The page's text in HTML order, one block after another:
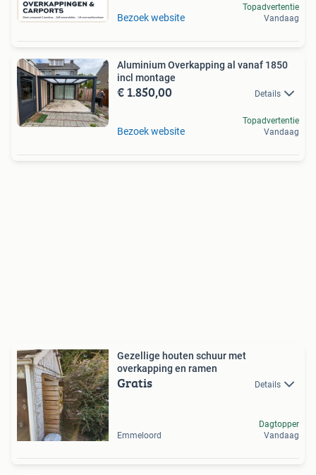
Bezoek website
Topadvertentie
Vandaag
Aluminium Overkapping al vanaf 1850
incl montage
€ 1.850,00 Details
Bezoek website
Topadvertentie
Vandaag
Gezellige houten schuur met
overkapping en ramen
Gratis Details
Emmeloord
Dagtopper
Vandaag